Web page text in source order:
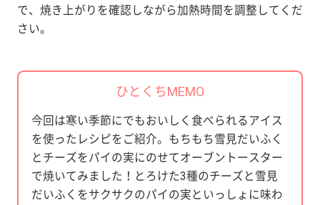
で、焼き上がりを確認しながら加熱時間を調整してくだ
さい。
ひとくちMEMO
今回は寒い季節にでもおいしく食べられるアイス
を使ったレシピをご紹介。もちもち雪見だいふく
とチーズをパイの実にのせてオーブントースター
で焼いてみました！とろけた3種のチーズと雪見
だいふくをサクサクのパイの実といっしょに味わ